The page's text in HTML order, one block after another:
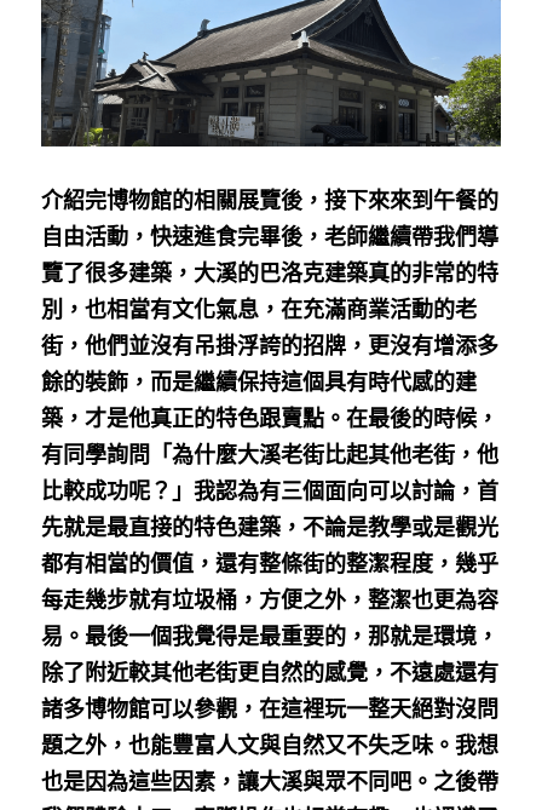
介紹完博物館的相關展覽後，接下來來到午餐的
自由活動，快速進食完畢後，老師繼續帶我們導
覽了很多建築，大溪的巴洛克建築真的非常的特
別，也相當有文化氣息，在充滿商業活動的老
街，他們並沒有吊掛浮誇的招牌，更沒有增添多
餘的裝飾，而是繼續保持這個具有時代感的建
築，才是他真正的特色跟賣點。在最後的時候，
有同學詢問「為什麼大溪老街比起其他老街，他
比較成功呢？」我認為有三個面向可以討論，首
先就是最直接的特色建築，不論是教學或是觀光
都有相當的價值，還有整條街的整潔程度，幾乎
每走幾步就有垃圾桶，方便之外，整潔也更為容
易。最後一個我覺得是最重要的，那就是環境，
除了附近較其他老街更自然的感覺，不遠處還有
諸多博物館可以參觀，在這裡玩一整天絕對沒問
題之外，也能豐富人文與自然又不失乏味。我想
也是因為這些因素，讓大溪與眾不同吧。之後帶